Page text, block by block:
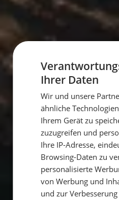
Ihrer Daten
Wir und unsere
ähnliche
Ihrem Gerät zu
zuzugreifen und
Ihre IP-Adresse,
Browsing-Daten zu
personalisierte
von Werbung und
und zur